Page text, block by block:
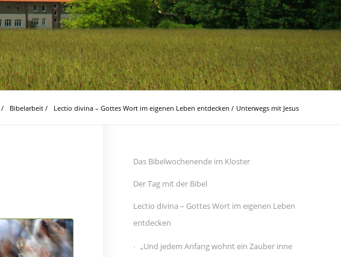
/ Bibelarbeit / Lectio divina – Gottes Wort im eigenen Leben entdecken / Unterwegs mit Jesus
Das Bibelwochenende im Kloster
Der Tag mit der Bibel
Lectio divina – Gottes Wort im eigenen Leben
entdecken
„Und jedem Anfang wohnt ein Zauber inne